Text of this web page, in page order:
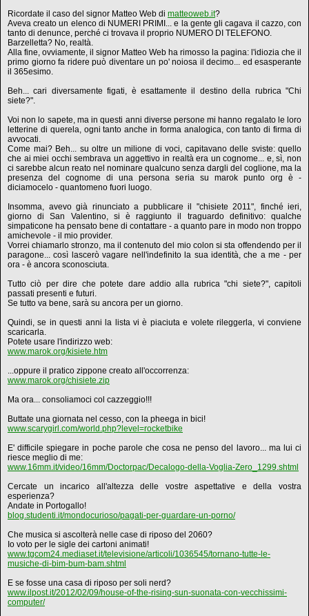
Ricordate il caso del signor Matteo Web di matteoweb.it?
Aveva creato un elenco di NUMERI PRIMI... e la gente gli cagava il cazzo, con
tanto di denunce, perché ci trovava il proprio NUMERO DI TELEFONO.
Barzelletta? No, realtà.
Alla fine, ovviamente, il signor Matteo Web ha rimosso la pagina: l'idiozia che il
primo giorno fa ridere può diventare un po' noiosa il decimo... ed esasperante
il 365esimo.
Beh... cari diversamente figati, è esattamente il destino della rubrica "Chi
siete?".
Voi non lo sapete, ma in questi anni diverse persone mi hanno regalato le loro
letterine di querela, ogni tanto anche in forma analogica, con tanto di firma di
avvocati.
Come mai? Beh... su oltre un milione di voci, capitavano delle sviste: quello
che ai miei occhi sembrava un aggettivo in realtà era un cognome... e, sì, non
ci sarebbe alcun reato nel nominare qualcuno senza dargli del coglione, ma la
presenza del cognome di una persona seria su marok punto org è -
diciamocelo - quantomeno fuori luogo.
Insomma, avevo già rinunciato a pubblicare il "chisiete 2011", finché ieri,
giorno di San Valentino, si è raggiunto il traguardo definitivo: qualche
simpaticone ha pensato bene di contattare - a quanto pare in modo non troppo
amichevole - il mio provider.
Vorrei chiamarlo stronzo, ma il contenuto del mio colon si sta offendendo per il
paragone... così lascerò vagare nell'indefinito la sua identità, che a me - per
ora - è ancora sconosciuta.
Tutto ciò per dire che potete dare addio alla rubrica "chi siete?", capitoli
passati presenti e futuri.
Se tutto va bene, sarà su ancora per un giorno.
Quindi, se in questi anni la lista vi è piaciuta e volete rileggerla, vi conviene
scaricarla.
Potete usare l'indirizzo web:
www.marok.org/kisiete.htm
...oppure il pratico zippone creato all'occorrenza:
www.marok.org/chisiete.zip
Ma ora... consoliamoci col cazzeggio!!!
Buttate una giornata nel cesso, con la pheega in bici!
www.scarygirl.com/world.php?level=rocketbike
E' difficile spiegare in poche parole che cosa ne penso del lavoro... ma lui ci
riesce meglio di me:
www.16mm.it/video/16mm/Doctorpac/Decalogo-della-Voglia-Zero_1299.shtml
Cercate un incarico all'altezza delle vostre aspettative e della vostra
esperienza?
Andate in Portogallo!
blog.studenti.it/mondocurioso/pagati-per-guardare-un-porno/
Che musica si ascolterà nelle case di riposo del 2060?
Io voto per le sigle dei cartoni animati!
www.tgcom24.mediaset.it/televisione/articoli/1036545/tornano-tutte-le-
musiche-di-bim-bum-bam.shtml
E se fosse una casa di riposo per soli nerd?
www.ilpost.it/2012/02/09/house-of-the-rising-sun-suonata-con-vecchissimi-
computer/